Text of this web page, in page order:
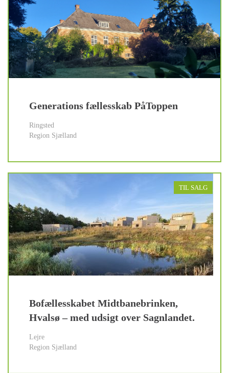
Generations fællesskab PåToppen
Ringsted
Region Sjælland
TIL SALG
Bofællesskabet Midtbanebrinken,
Hvalsø – med udsigt over Sagnlandet.
Lejre
Region Sjælland